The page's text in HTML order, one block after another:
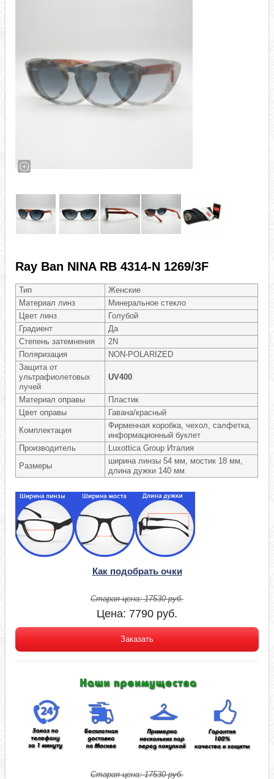
Ray Ban NINA RB 4314-N 1269/3F
Тип
Женские
Материал линз
Минеральное стекло
Цвет линз
Голубой
Градиент
Да
Степень затемнения
2N
Поляризация
NON-POLARIZED
Защита от
ультрафиолетовых
лучей
UV400
Материал оправы
Пластик
Цвет оправы
Гавана/красный
Комплектация
Фирменная коробка, чехол, салфетка,
информационный буклет
Производитель
Luxottica Group Италия
Размеры
ширина линзы 54 мм, мостик 18 мм,
длина дужки 140 мм
Как подобрать очки
Старая цена:17530руб.
Цена: 7790 руб.
Заказать
Старая цена:17530руб.